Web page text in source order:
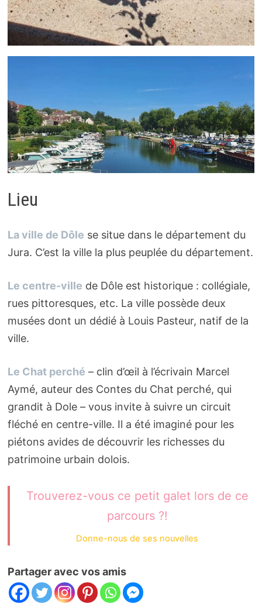
Lieu
La ville de Dôle se situe dans le département du
Jura. C’est la ville la plus peuplée du département.
Le centre-ville de Dôle est historique : collégiale,
rues pittoresques, etc. La ville possède deux
musées dont un dédié à Louis Pasteur, natif de la
ville.
Le Chat perché – clin d’œil à l’écrivain Marcel
Aymé, auteur des Contes du Chat perché, qui
grandit à Dole – vous invite à suivre un circuit
fléché en centre-ville. Il a été imaginé pour les
piétons avides de découvrir les richesses du
patrimoine urbain dolois.
Trouverez-vous ce petit galet lors de ce
parcours ?!
Donne-nous de ses nouvelles
Partager avec vos amis